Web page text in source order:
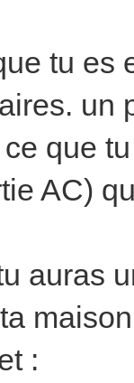
tu es
un
que
AC)
auras
: